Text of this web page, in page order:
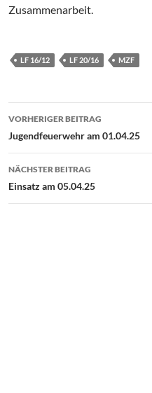
Zusammenarbeit.
LF 16/12 LF 20/16 MZF
Beitragsnavigation
VORHERIGER BEITRAG
Jugendfeuerwehr am 01.04.25
NÄCHSTER BEITRAG
Einsatz am 05.04.25